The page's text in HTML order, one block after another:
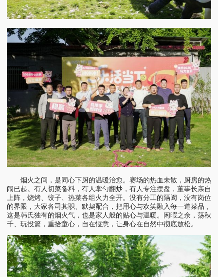
烟火之间，是同心下厨的温暖治愈。赛场的热血未散，厨房的热
闹已起。有人切菜备料，有人掌勺翻炒，有人专注摆盘，董事长亲自
上阵，烧烤、饺子、热菜各组火力全开。没有分工的隔阂，没有岗位
的界限，大家各司其职、默契配合，把用心与欢笑融入每一道菜品，
这是韩氏独有的烟火气，也是家人般的贴心与温暖。闲暇之余，荡秋
千、玩投篮，重拾童心，自在惬意，让身心在自然中彻底放松。